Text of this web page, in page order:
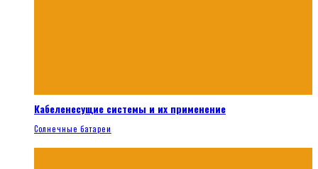
Кабеленесущие системы и их применение
Солнечные батареи